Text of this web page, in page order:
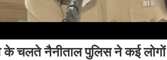
चलते नैनीताल पुलिस ने कई लोगों